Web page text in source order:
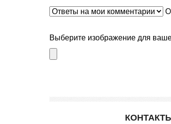
Выберите изображение для